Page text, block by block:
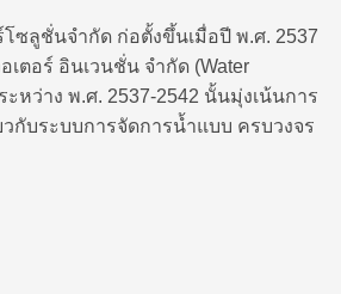
ซลูชั่นจำกัด ก่อตั้งขึ้นเมื่อปี พ.ศ. 2537
ตอร์ อินเวนชั่น จำกัด (Water
ระหว่าง พ.ศ. 2537-2542 นั้นมุ่งเน้นการ
กับระบบการจัดการน้ำแบบ ครบวงจร